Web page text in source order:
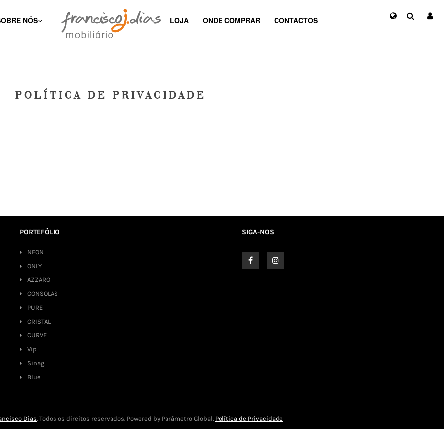
NÓS CONTACTOS
ONDE COMPRAR
LOJA
POLÍTICA DE PRIVACIDADE
PORTEFÓLIO
NEON
ONLY
AZZARO
CONSOLAS
PURE
CRISTAL
CURVE
Vip
Sinag
Blue
SIGA-NOS
Dias. Todos os direitos reservados. Powered by Parâmetro Global. Política de Privacidade